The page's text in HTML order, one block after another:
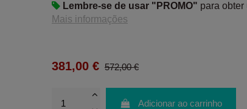
Lembre-se de usar "PROMO" para obter
Mais informações
381,00 € 572,00 €
Adicionar ao carrinho